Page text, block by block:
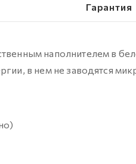
Гарантия
наполнителем в
в нем не заводятся